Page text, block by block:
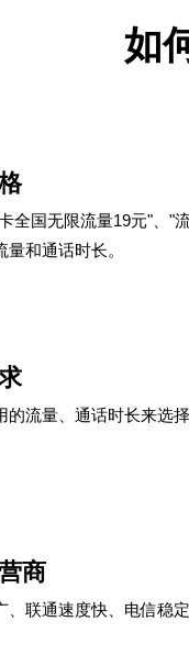
如
全国无限流量19元"、"
和通话时长。
的流量、通话时长来选
商
、联通速度快、电信稳